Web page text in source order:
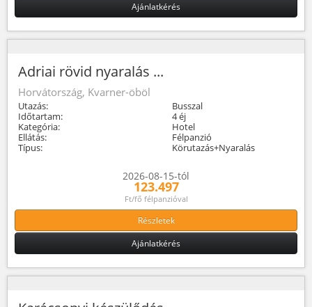
Ajánlatkérés
Adriai rövid nyaralás ...
Horvátország, Kvarner-öböl
Utazás:
Busszal
Időtartam:
4 éj
Kategória:
Hotel
Ellátás:
Félpanzió
Típus:
Körutazás+Nyaralás
2026-08-15-tól
123.497
Ft/fő félpanzióval
Részletek
Ajánlatkérés